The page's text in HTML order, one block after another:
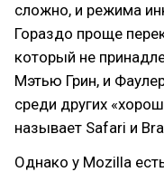
сложно, и режима
Гораздо проще
который не
Мэтью Грин, и
среди других
называет Safari и
Однако у Mozilla